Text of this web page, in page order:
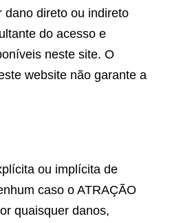
dano direto ou indireto
do acesso e
neste site. O
website não garante a
ou implícita de
caso o ATRAÇÃO
quaisquer danos,